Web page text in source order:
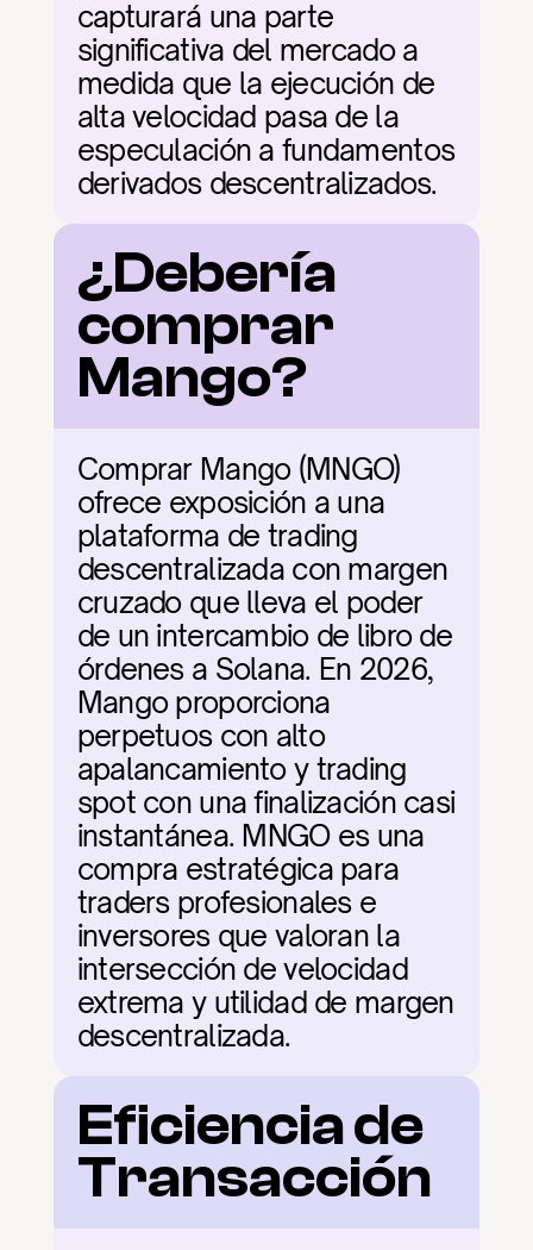
capturará una parte
significativa del mercado a
medida que la ejecución de
alta velocidad pasa de la
especulación a fundamentos
derivados descentralizados.
¿Debería
comprar
Mango?
Comprar Mango (MNGO)
ofrece exposición a una
plataforma de trading
descentralizada con margen
cruzado que lleva el poder
de un intercambio de libro de
órdenes a Solana. En 2026,
Mango proporciona
perpetuos con alto
apalancamiento y trading
spot con una finalización casi
instantánea. MNGO es una
compra estratégica para
traders profesionales e
inversores que valoran la
intersección de velocidad
extrema y utilidad de margen
descentralizada.
Eficiencia de
Transacción